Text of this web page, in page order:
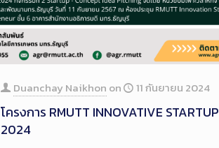
Duanchay Naikhon on 11 กันยายน 2024
โครงการ RMUTT INNOVATIVE STARTUP
2024